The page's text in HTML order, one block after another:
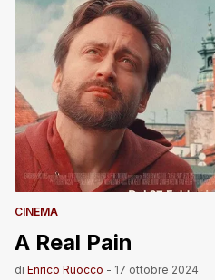
CINEMA
A Real Pain
di Enrico Ruocco - 17 ottobre 2024